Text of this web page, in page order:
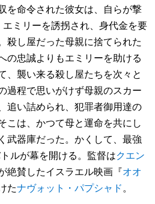
を命令された彼女は、自らが撃
ミリーを誘拐され、身代金を要
殺し屋だった母親に捨てられた
の忠誠よりもエミリーを助ける
、襲い来る殺し屋たちを次々と
過程で思いがけず母親のスカー
追い詰められ、犯罪者御用達の
こは、かつて母と運命を共にし
武器庫だった。かくして、最強
ルが幕を開ける。監督はクエン
絶賛したイスラエル映画『オオ
たナヴォット・パプシャド。